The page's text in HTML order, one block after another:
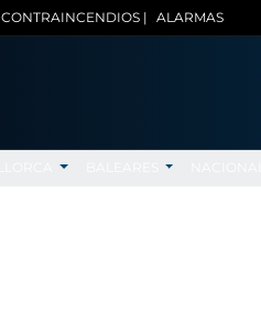
CONTRAINCENDIOS | ALARMAS